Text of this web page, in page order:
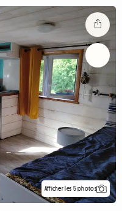
Afficher les 5 photos